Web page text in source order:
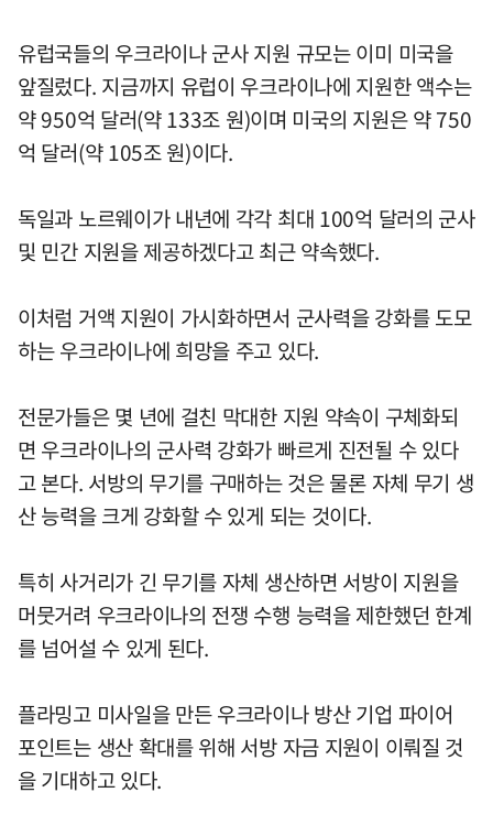
유럽국들의 우크라이나 군사 지원 규모는 이미 미국을
앞질렀다. 지금까지 유럽이 우크라이나에 지원한 액수는
약 950억 달러(약 133조 원)이며 미국의 지원은 약 750
억 달러(약 105조 원)이다.
독일과 노르웨이가 내년에 각각 최대 100억 달러의 군사
및 민간 지원을 제공하겠다고 최근 약속했다.
이처럼 거액 지원이 가시화하면서 군사력을 강화를 도모
하는 우크라이나에 희망을 주고 있다.
전문가들은 몇 년에 걸친 막대한 지원 약속이 구체화되
면 우크라이나의 군사력 강화가 빠르게 진전될 수 있다
고 본다. 서방의 무기를 구매하는 것은 물론 자체 무기 생
산 능력을 크게 강화할 수 있게 되는 것이다.
특히 사거리가 긴 무기를 자체 생산하면 서방이 지원을
머뭇거려 우크라이나의 전쟁 수행 능력을 제한했던 한계
를 넘어설 수 있게 된다.
플라밍고 미사일을 만든 우크라이나 방산 기업 파이어
포인트는 생산 확대를 위해 서방 자금 지원이 이뤄질 것
을 기대하고 있다.